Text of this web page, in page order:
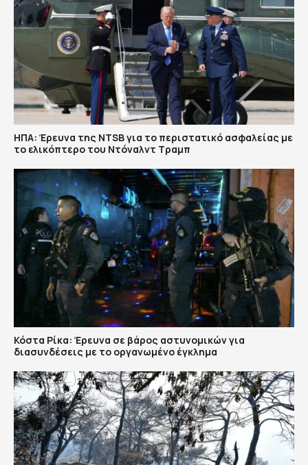
ΗΠΑ: Έρευνα της NTSB για το περιστατικό ασφαλείας με
το ελικόπτερο του Ντόναλντ Τραμπ
Κόστα Ρίκα: Έρευνα σε βάρος αστυνομικών για
διασυνδέσεις με το οργανωμένο έγκλημα